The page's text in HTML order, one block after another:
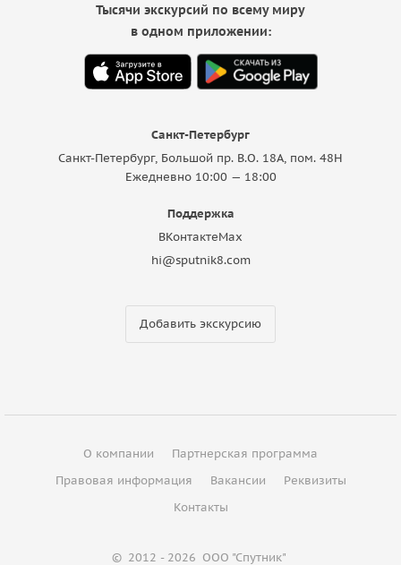
Санкт-Петербург
Санкт-Петербург, Большой пр. В.О. 18A, пом. 48Н
Ежедневно 10:00 — 18:00
Поддержка
ВКонтактеMax
hi@sputnik8.com
Добавить экскурсию
Тысячи экскурсий по всему миру
в одном приложении:
О компании
Партнерская программа
Правовая информация
Вакансии
Реквизиты
Контакты
© 2012 - 2026 ООО "Спутник"